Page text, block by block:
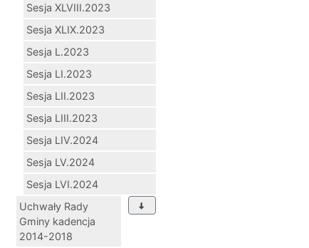
Sesja XLVIII.2023
Sesja XLIX.2023
Sesja L.2023
Sesja LI.2023
Sesja LII.2023
Sesja LIII.2023
Sesja LIV.2024
Sesja LV.2024
Sesja LVI.2024
Uchwały Rady
Gminy kadencja
2014-2018